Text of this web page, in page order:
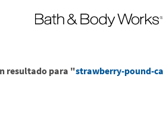
resultado para "strawberry-pound-